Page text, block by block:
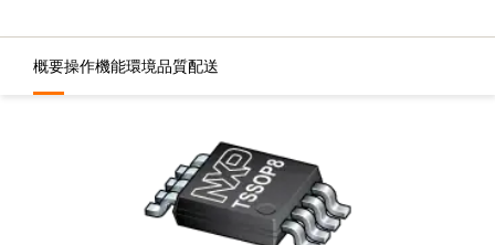
概要操作機能環境品質配送